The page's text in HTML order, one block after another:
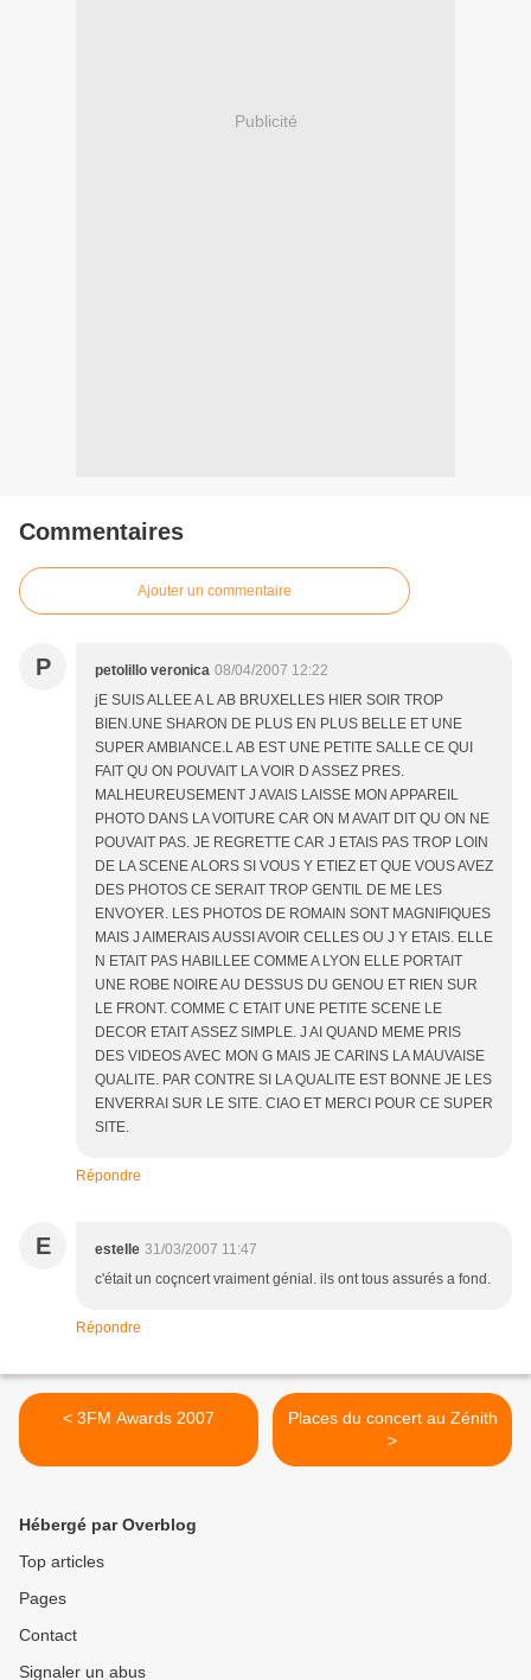
Publicité
Commentaires
Ajouter un commentaire
P petolillo veronica 08/04/2007 12:22
jE SUIS ALLEE A L AB BRUXELLES HIER SOIR TROP
BIEN.UNE SHARON DE PLUS EN PLUS BELLE ET UNE
SUPER AMBIANCE.L AB EST UNE PETITE SALLE CE QUI
FAIT QU ON POUVAIT LA VOIR D ASSEZ PRES.
MALHEUREUSEMENT J AVAIS LAISSE MON APPAREIL
PHOTO DANS LA VOITURE CAR ON M AVAIT DIT QU ON NE
POUVAIT PAS. JE REGRETTE CAR J ETAIS PAS TROP LOIN
DE LA SCENE ALORS SI VOUS Y ETIEZ ET QUE VOUS AVEZ
DES PHOTOS CE SERAIT TROP GENTIL DE ME LES
ENVOYER. LES PHOTOS DE ROMAIN SONT MAGNIFIQUES
MAIS J AIMERAIS AUSSI AVOIR CELLES OU J Y ETAIS. ELLE
N ETAIT PAS HABILLEE COMME A LYON ELLE PORTAIT
UNE ROBE NOIRE AU DESSUS DU GENOU ET RIEN SUR
LE FRONT. COMME C ETAIT UNE PETITE SCENE LE
DECOR ETAIT ASSEZ SIMPLE. J AI QUAND MEME PRIS
DES VIDEOS AVEC MON G MAIS JE CARINS LA MAUVAISE
QUALITE. PAR CONTRE SI LA QUALITE EST BONNE JE LES
ENVERRAI SUR LE SITE. CIAO ET MERCI POUR CE SUPER
SITE.
Répondre
E estelle 31/03/2007 11:47
c'était un coçncert vraiment génial. ils ont tous assurés a fond.
Répondre
< 3FM Awards 2007
Places du concert au Zénith
>
Hébergé par Overblog
Top articles
Pages
Contact
Signaler un abus